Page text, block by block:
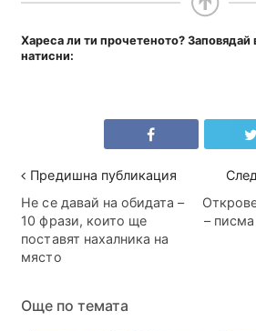
Хареса ли ти прочетеното? Заповядай
натисни:
Предишна публикация
Не се давай на обидата –
10 фрази, които ще
поставят нахалника на
място
–
Още по темата